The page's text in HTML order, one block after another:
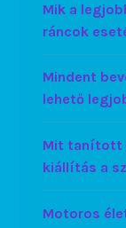
Mik a
ráncok
Mindent
lehető
Mit tanított
kiállítás a
Motoros